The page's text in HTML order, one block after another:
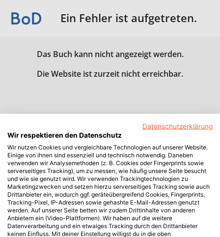
Ein Fehler ist aufgetreten.
Das Buch kann nicht angezeigt werden.
Die Website ist zurzeit nicht erreichbar.
Datenschutzerklärung
Wir respektieren den Datenschutz
Wir nutzen Cookies und vergleichbare Technologien auf unserer Website.
Einige von ihnen sind essenziell und technisch notwendig. Daneben
verwenden wir Analysemethoden (z. B. Cookies oder Fingerprints sowie
serverseitiges Tracking), um zu messen, wie häufig unsere Seite besucht
und wie sie genutzt wird. Wir verwenden Trackingtechnologien zu
Marketingzwecken und setzen hierzu serverseitiges Tracking sowie auch
Drittanbieter ein, wodurch ggf. geräteübergreifend Cookies, Fingerprints,
Tracking-Pixel, IP-Adressen sowie gehashte E-Mail-Adressen genutzt
werden. Auf unserer Seite betten wir zudem Drittinhalte von anderen
Anbietern ein (Video-Plattformen). Wir haben auf die weitere
Datenverarbeitung und ein etwaiges Tracking durch den Drittanbieter
keinen Einfluss. Mit deiner Einstellung willigst du in die oben